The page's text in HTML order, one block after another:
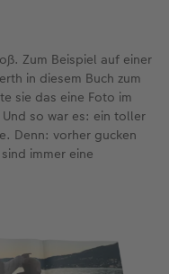
Zum Beispiel auf einer
in diesem Buch zum
sie das eine Foto im
so war es: ein toller
Denn: vorher gucken
immer eine